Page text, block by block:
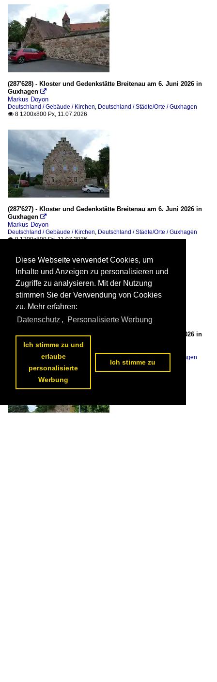
(287'628) - Kloster und Gedenkstätte Breitenau am 6. Juni 2026 in
Guxhagen 
Markus Doyon
Deutschland / Gebäude / Kirchen, Deutschland / Städte/Orte / Guxhagen
 8 1200x800 Px, 11.07.2026
(287'627) - Kloster und Gedenkstätte Breitenau am 6. Juni 2026 in
Guxhagen 
Markus Doyon
Deutschland / Gebäude / Kirchen, Deutschland / Städte/Orte / Guxhagen
9 1200x800 Px, 11.07.2026
(287'626) - Kloster und Gedenkstätte Breitenau am 6. Juni 2026 in
Guxhagen 
Deutschland / Gebäude / Kirchen Deutschland / Städte/Orte / Guxhagen
8 1200x800 Px, 11.07.2026
Diese Webseite verwendet Cookies, um
Inhalte und Anzeigen zu personalisieren und
Zugriffe zu analysieren. Mit der Nutzung
stimmen Sie der Verwendung von Cookies
zu. Mehr erfahren:
Datenschutz , Personalisierte Werbung
Ich stimme zu und
erlaube
personalisierte
Werbung
Ich stimme zu